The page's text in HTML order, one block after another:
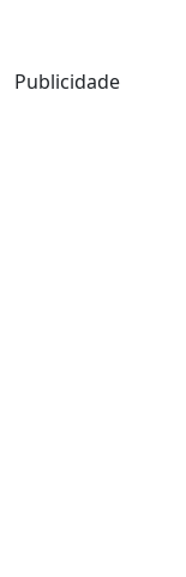
Publicidade